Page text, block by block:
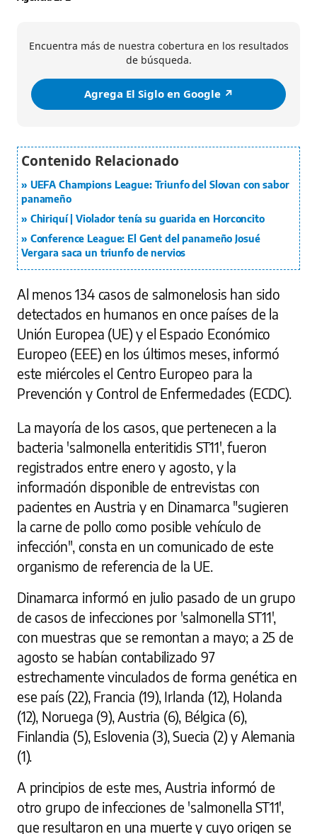
Encuentra más de nuestra cobertura en los resultados
de búsqueda.
Agrega El Siglo en Google ↗️
UEFA Champions League: Triunfo del Slovan con sabor
panameño
Chiriquí | Violador tenía su guarida en Horconcito
Conference League: El Gent del panameño Josué
Vergara saca un triunfo de nervios
Al menos 134 casos de salmonelosis han sido
detectados en humanos en once países de la
Unión Europea (UE) y el Espacio Económico
Europeo (EEE) en los últimos meses, informó
este miércoles el Centro Europeo para la
Prevención y Control de Enfermedades (ECDC).
La mayoría de los casos, que pertenecen a la
bacteria 'salmonella enteritidis ST11', fueron
registrados entre enero y agosto, y la
información disponible de entrevistas con
pacientes en Austria y en Dinamarca "sugieren
la carne de pollo como posible vehículo de
infección", consta en un comunicado de este
organismo de referencia de la UE.
Dinamarca informó en julio pasado de un grupo
de casos de infecciones por 'salmonella ST11',
con muestras que se remontan a mayo; a 25 de
agosto se habían contabilizado 97
estrechamente vinculados de forma genética en
ese país (22), Francia (19), Irlanda (12), Holanda
(12), Noruega (9), Austria (6), Bélgica (6),
Finlandia (5), Eslovenia (3), Suecia (2) y Alemania
(1).
A principios de este mes, Austria informó de
otro grupo de infecciones de 'salmonella ST11',
que resultaron en una muerte y cuyo origen se